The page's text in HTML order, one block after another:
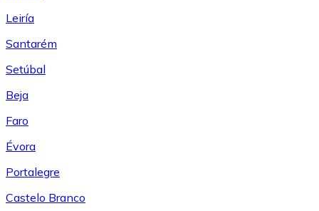
Leiría
Santarém
Setúbal
Beja
Faro
Évora
Portalegre
Castelo Branco